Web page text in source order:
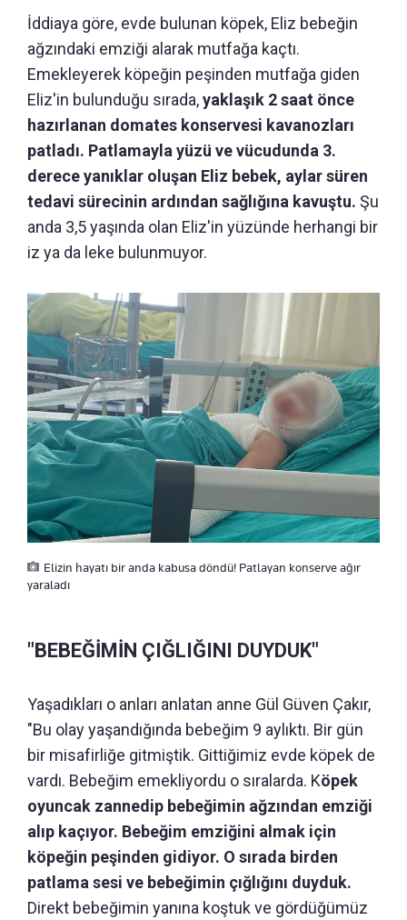
İddiaya göre, evde bulunan köpek, Eliz bebeğin
ağzındaki emziği alarak mutfağa kaçtı.
Emekleyerek köpeğin peşinden mutfağa giden
Eliz'in bulunduğu sırada,yaklaşık 2 saat önce
hazırlanan domates konservesi kavanozları
patladı. Patlamayla yüzü ve vücudunda 3.
derece yanıklar oluşan Eliz bebek, aylar süren
tedavi sürecinin ardından sağlığına kavuştu. Şu
anda 3,5 yaşında olan Eliz'in yüzünde herhangi bir
iz ya da leke bulunmuyor.
Elizin hayatı bir anda kabusa döndü! Patlayan konserve ağır
yaraladı
"BEBEĞİMİN ÇIĞLIĞINI DUYDUK"
Yaşadıkları o anları anlatan anne Gül Güven Çakır,
"Bu olay yaşandığında bebeğim 9 aylıktı. Bir gün
bir misafirliğe gitmiştik. Gittiğimiz evde köpek de
vardı. Bebeğim emekliyordu o sıralarda. Köpek
oyuncak zannedip bebeğimin ağzından emziği
alıp kaçıyor. Bebeğim emziğini almak için
köpeğin peşinden gidiyor. O sırada birden
patlama sesi ve bebeğimin çığlığını duyduk.
Direkt bebeğimin yanına koştuk ve gördüğümüz